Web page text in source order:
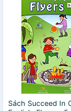
Sách Succeed In